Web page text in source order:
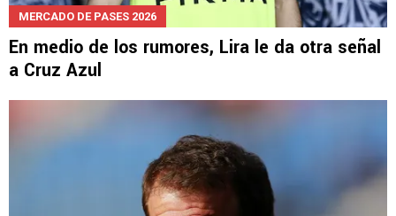
MERCADO DE PASES 2026
En medio de los rumores, Lira le da otra señal
a Cruz Azul